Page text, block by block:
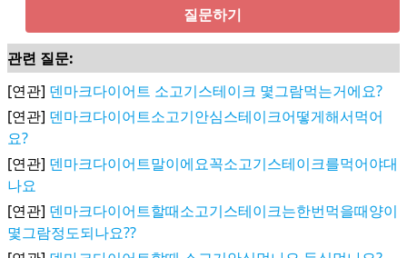
질문하기
관련 질문:
[연관] 덴마크다이어트 소고기스테이크 몇그람먹는거에요?
[연관] 덴마크다이어트소고기안심스테이크어떻게해서먹어
요?
[연관] 덴마크다이어트말이에요꼭소고기스테이크를먹어야대
나요
[연관] 덴마크다이어트할때소고기스테이크는한번먹을때양이
몇그람정도되나요??